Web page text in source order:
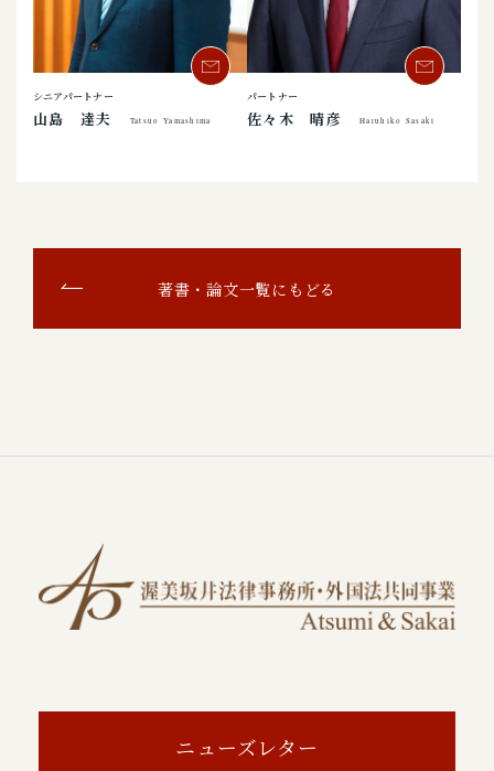
シニアパートナー
山島 達夫 Tatsuo Yamashima
パートナー
佐々木 晴彦 Haruhiko Sasaki
著書・論文一覧にもどる
ニューズレター